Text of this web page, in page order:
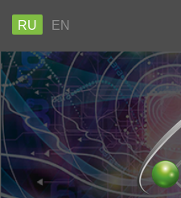
RU EN